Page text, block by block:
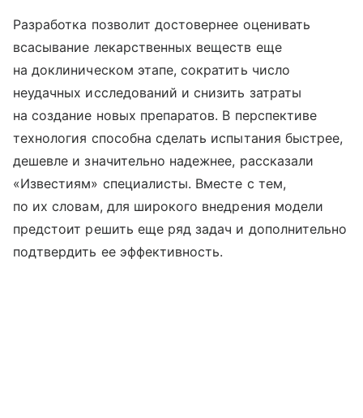
Разработка позволит достовернее оценивать
всасывание лекарственных веществ еще
на доклиническом этапе, сократить число
неудачных исследований и снизить затраты
на создание новых препаратов. В перспективе
технология способна сделать испытания быстрее,
дешевле и значительно надежнее, рассказали
«Известиям» специалисты. Вместе с тем,
по их словам, для широкого внедрения модели
предстоит решить еще ряд задач и дополнительно
подтвердить ее эффективность.